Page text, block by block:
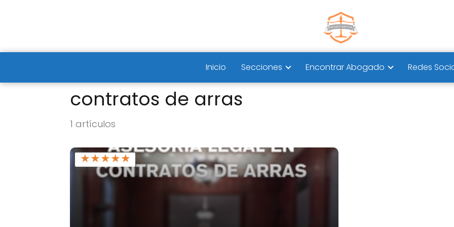
Inicio Secciones Encontrar Abogado Redes
contratos de arras
1 artículos
★★★★★